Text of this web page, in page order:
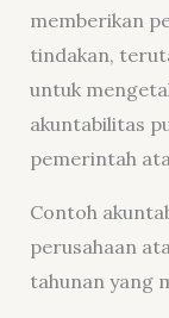
memberikan
tindakan,
untuk
akuntabilitas
pemerintah
Contoh
perusahaan
tahunan yang